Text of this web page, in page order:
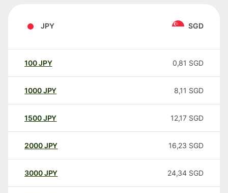
JPY SGD
100JPY 0,81 SGD
1000JPY 8,11 SGD
1500JPY 12,17 SGD
2000JPY 16,23 SGD
3000JPY 24,34 SGD